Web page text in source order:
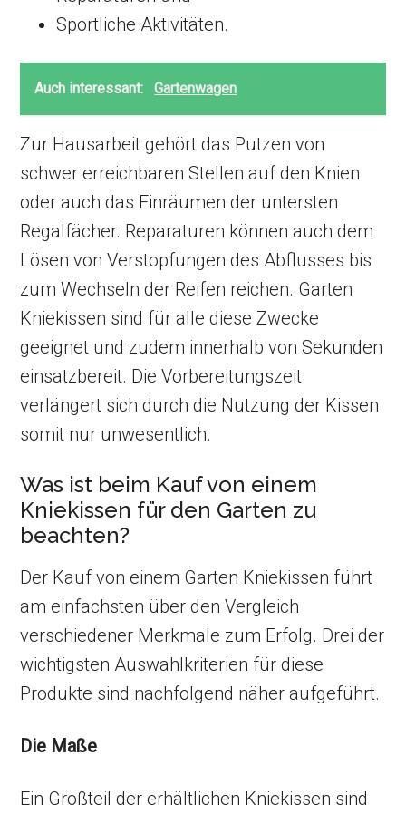
Sportliche Aktivitäten.
Auch interessant: Gartenwagen
Zur Hausarbeit gehört das Putzen von
schwer erreichbaren Stellen auf den Knien
oder auch das Einräumen der untersten
Regalfächer. Reparaturen können auch dem
Lösen von Verstopfungen des Abflusses bis
zum Wechseln der Reifen reichen. Garten
Kniekissen sind für alle diese Zwecke
geeignet und zudem innerhalb von Sekunden
einsatzbereit. Die Vorbereitungszeit
verlängert sich durch die Nutzung der Kissen
somit nur unwesentlich.
Was ist beim Kauf von einem
Kniekissen für den Garten zu
beachten?
Der Kauf von einem Garten Kniekissen führt
am einfachsten über den Vergleich
verschiedener Merkmale zum Erfolg. Drei der
wichtigsten Auswahlkriterien für diese
Produkte sind nachfolgend näher aufgeführt.
Die Maße
Ein Großteil der erhältlichen Kniekissen sind